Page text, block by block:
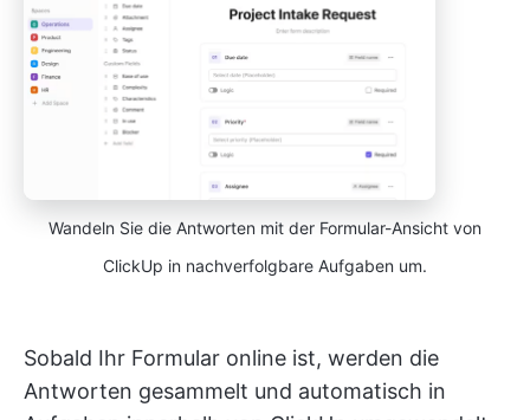
Wandeln Sie die Antworten mit der Formular-Ansicht von
ClickUp in nachverfolgbare Aufgaben um.
Sobald Ihr Formular online ist, werden die
Antworten gesammelt und automatisch in